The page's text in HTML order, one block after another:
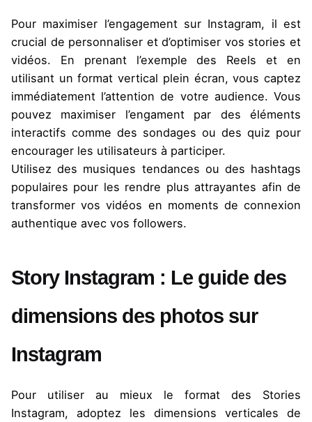
Pour maximiser l’engagement sur Instagram, il est
crucial de personnaliser et d’optimiser vos stories et
vidéos. En prenant l’exemple des Reels et en
utilisant un format vertical plein écran, vous captez
immédiatement l’attention de votre audience. Vous
pouvez maximiser l’engament par des éléments
interactifs comme des sondages ou des quiz pour
encourager les utilisateurs à participer.
Utilisez des musiques tendances ou des hashtags
populaires pour les rendre plus attrayantes afin de
transformer vos vidéos en moments de connexion
authentique avec vos followers.
Story Instagram : Le guide des
dimensions des photos sur
Instagram
Pour utiliser au mieux le format des Stories
Instagram, adoptez les dimensions verticales de